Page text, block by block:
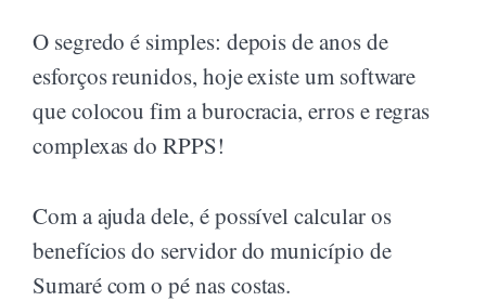
O segredo é simples: depois de anos de
esforços reunidos, hoje existe um software
que colocou fim a burocracia, erros e regras
complexas do RPPS!
Com a ajuda dele, é possível calcular os
benefícios do servidor do município de
Sumaré com o pé nas costas.